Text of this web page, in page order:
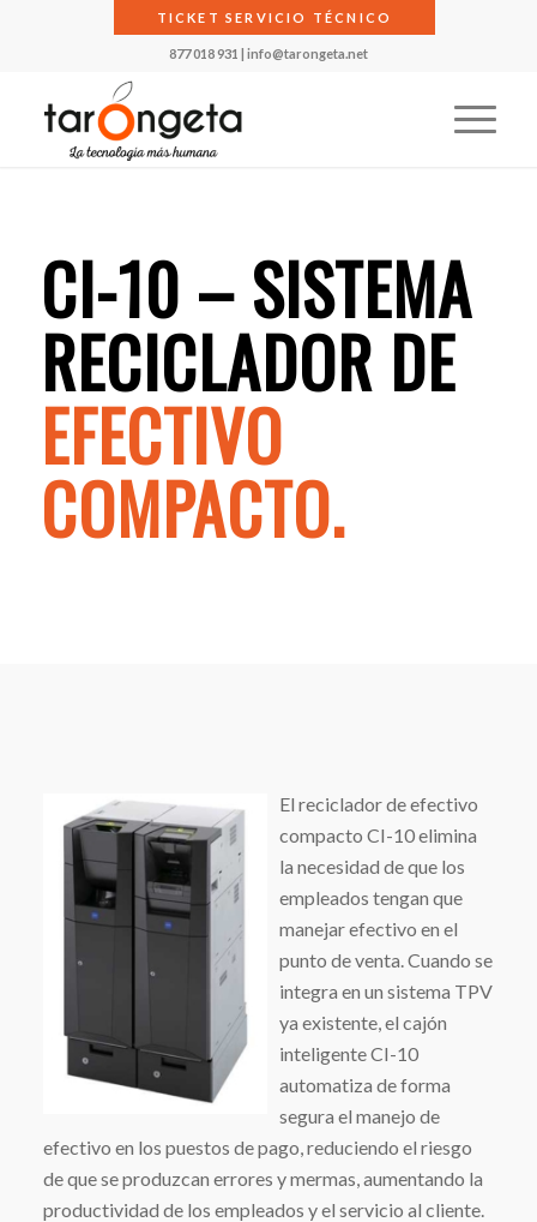
TICKET SERVICIO TÉCNICO
877 018 931 | info@tarongeta.net
CI-10 – SISTEMA
RECICLADOR DE
EFECTIVO
COMPACTO.
El reciclador de efectivo
compacto CI-10 elimina
la necesidad de que los
empleados tengan que
manejar efectivo en el
punto de venta. Cuando se
integra en un sistema TPV
ya existente, el cajón
inteligente CI-10
automatiza de forma
segura el manejo de
efectivo en los puestos de pago, reduciendo el riesgo
de que se produzcan errores y mermas, aumentando la
productividad de los empleados y el servicio al cliente.